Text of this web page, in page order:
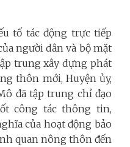
tố tác động trực tiếp
người dân và bộ mặt
trung xây dựng phát
thôn mới, Huyện ủy,
đã tập trung chỉ đạo
công tác thông tin,
của hoạt động bảo
quan nông thôn đến